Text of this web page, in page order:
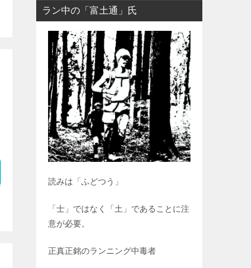
ラン中の「富土通」氏
読みは「ふどつう」
「士」ではなく「土」であることに注
意が必要。
正真正銘のランニング中毒者